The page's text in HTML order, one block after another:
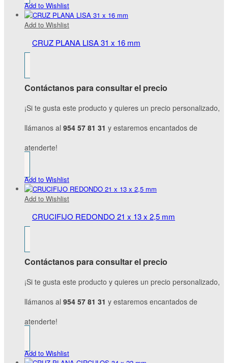
Add to Wishlist
Add to Wishlist
CRUZ PLANA LISA 31 x 16 mm
Contáctanos para consultar el precio
¡Si te gusta este producto y quieres un precio personalizado,
llámanos al 954 57 81 31 y estaremos encantados de
atenderte!
Add to Wishlist
Add to Wishlist
CRUCIFIJO REDONDO 21 x 13 x 2,5 mm
Contáctanos para consultar el precio
¡Si te gusta este producto y quieres un precio personalizado,
llámanos al 954 57 81 31 y estaremos encantados de
atenderte!
Add to Wishlist